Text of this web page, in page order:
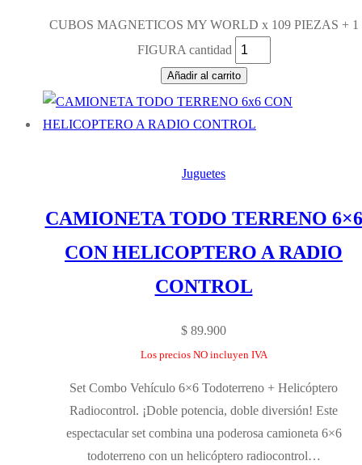
CUBOS MAGNETICOS MY WORLD x 109 PIEZAS + 1
FIGURA cantidad
Añadir al carrito
Juguetes
CAMIONETA TODO TERRENO 6×6
CON HELICOPTERO A RADIO
CONTROL
$ 89.900
Los precios NO incluyen IVA
Set Combo Vehículo 6×6 Todoterreno + Helicóptero
Radiocontrol. ¡Doble potencia, doble diversión! Este
espectacular set combina una poderosa camioneta 6×6
todoterreno con un helicóptero radiocontrol…